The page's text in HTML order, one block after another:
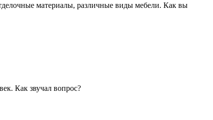
материалы, различные виды мебели. Как вы
Как звучал вопрос?